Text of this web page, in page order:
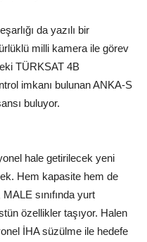
da yazılı bir
milli kamera ile görev
TÜRKSAT 4B
imkanı bulunan ANKA-S
buluyor.
hale getirilecek yeni
Hem kapasite hem de
sınıfında yurt
özellikler taşıyor. Halen
İHA süzülme ile hedefe